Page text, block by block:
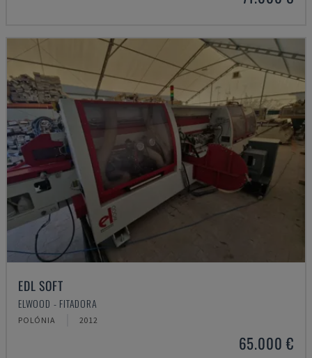
EDL SOFT
ELWOOD - FITADORA
POLÓNIA 2012
65.000 €